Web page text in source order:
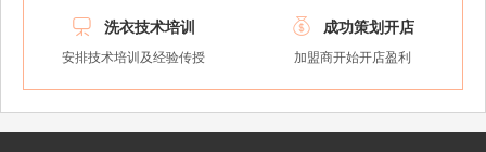
 洗衣技术培训
安排技术培训及经验传授
 成功策划开店
加盟商开始开店盈利